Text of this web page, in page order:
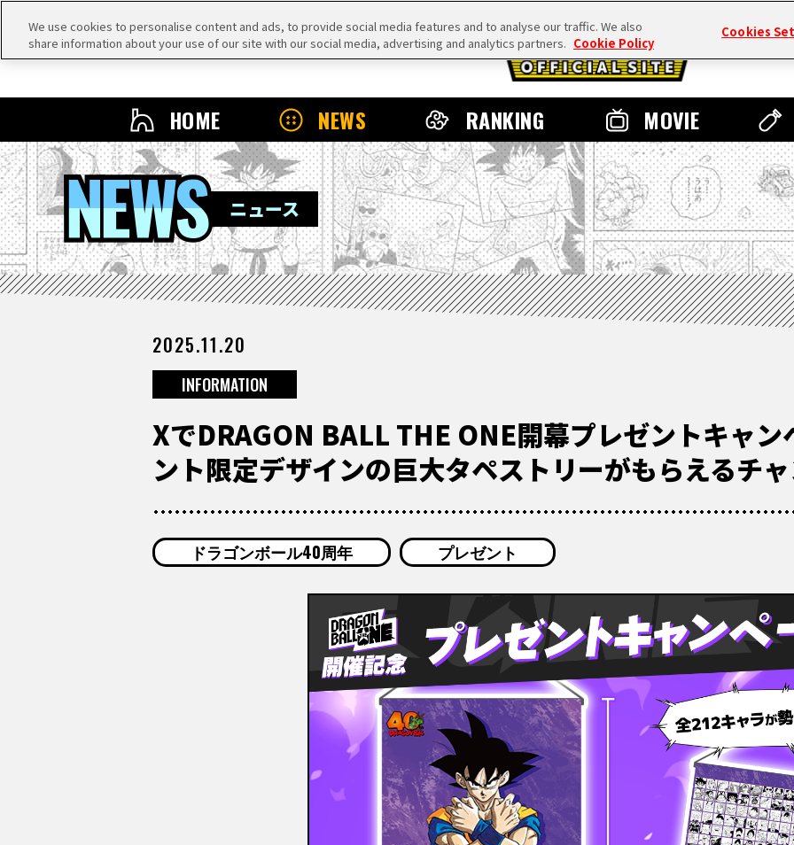
HOME NEWS RANKING MOVIE
NEWS
ニュース
2025.11.20
INFORMATION
XでDRAGON BALL THE ONE開幕プレゼントキャン
ント限定デザインの巨大タペストリーがもらえるチャ
ドラゴンボール40周年 プレゼント
We use cookies to personalise content and ads, to provide social media features and to analyse our traffic. We also
share information about your use of our site with our social media, advertising and analytics partners. Cookie Policy
Cookies